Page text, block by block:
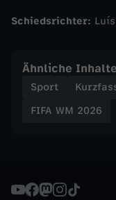
l
n
d
r
Schiedsrichter:
Ähnliche
Sport
FIFA WM 2026